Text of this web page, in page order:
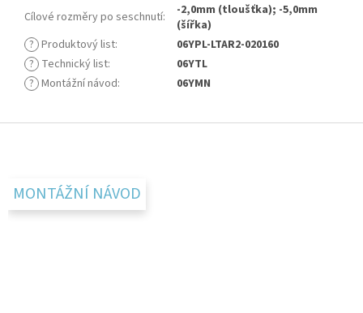
Cílové rozměry po seschnutí:
-2,0mm (tloušťka); -5,0mm
(šířka)
? Produktový list:
06YPL-LTAR2-020160
? Technický list:
06YTL
? Montážní návod: 06YMN
MONTÁŽNÍ NÁVOD